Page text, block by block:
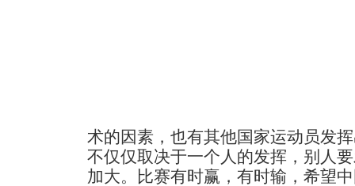
术的因素，也有其他国家运动员发
不仅仅取决于一个人的发挥，别人
加大。比赛有时赢，有时输，希望